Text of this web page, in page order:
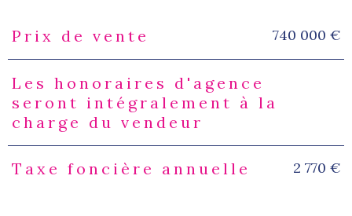
Caractéristiques Valeurs
Prix de vente 740 000 €
Les honoraires d'agence
seront intégralement à la
charge du vendeur
Taxe foncière annuelle 2 770 €